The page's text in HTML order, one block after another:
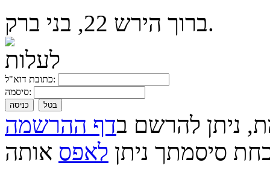
ברוך הירש 22, בני ברק.
כתובת דוא"ל:
סיסמה:
כניסה בטל
ניתן להרשם בדף ההרשמה
סיסמתך ניתן לאפס אותה